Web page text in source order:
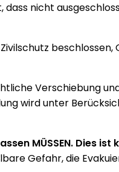
nicht
Verschiebung
wird unter
MÜSSEN. Dies ist
Gefahr, die